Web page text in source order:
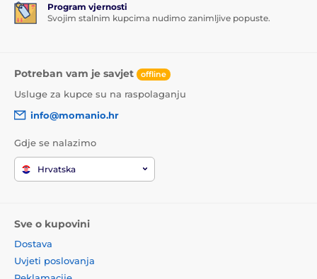
Program vjernosti
Svojim stalnim kupcima nudimo zanimljive popuste.
Potreban vam je savjet offline
Usluge za kupce su na raspolaganju
info@momanio.hr
Gdje se nalazimo
Hrvatska
Sve o kupovini
Dostava
Uvjeti poslovanja